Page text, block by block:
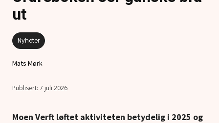
ut
Nyheter
Mats Mørk
7 juli 2026
Moen Verft løftet aktiviteten betydelig i 2025 og